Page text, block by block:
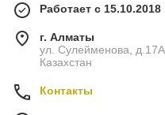
Работает с 15.10.2018
г. Алматы
ул. Сулейменова,
Казахстан
Контакты